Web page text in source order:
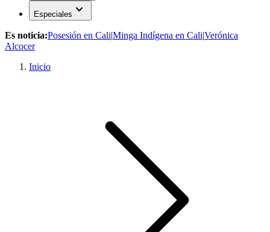
Especiales expand_more
Es noticia:Posesión en Cali|Minga Indígena en Cali|Verónica
Alcocer
Inicio